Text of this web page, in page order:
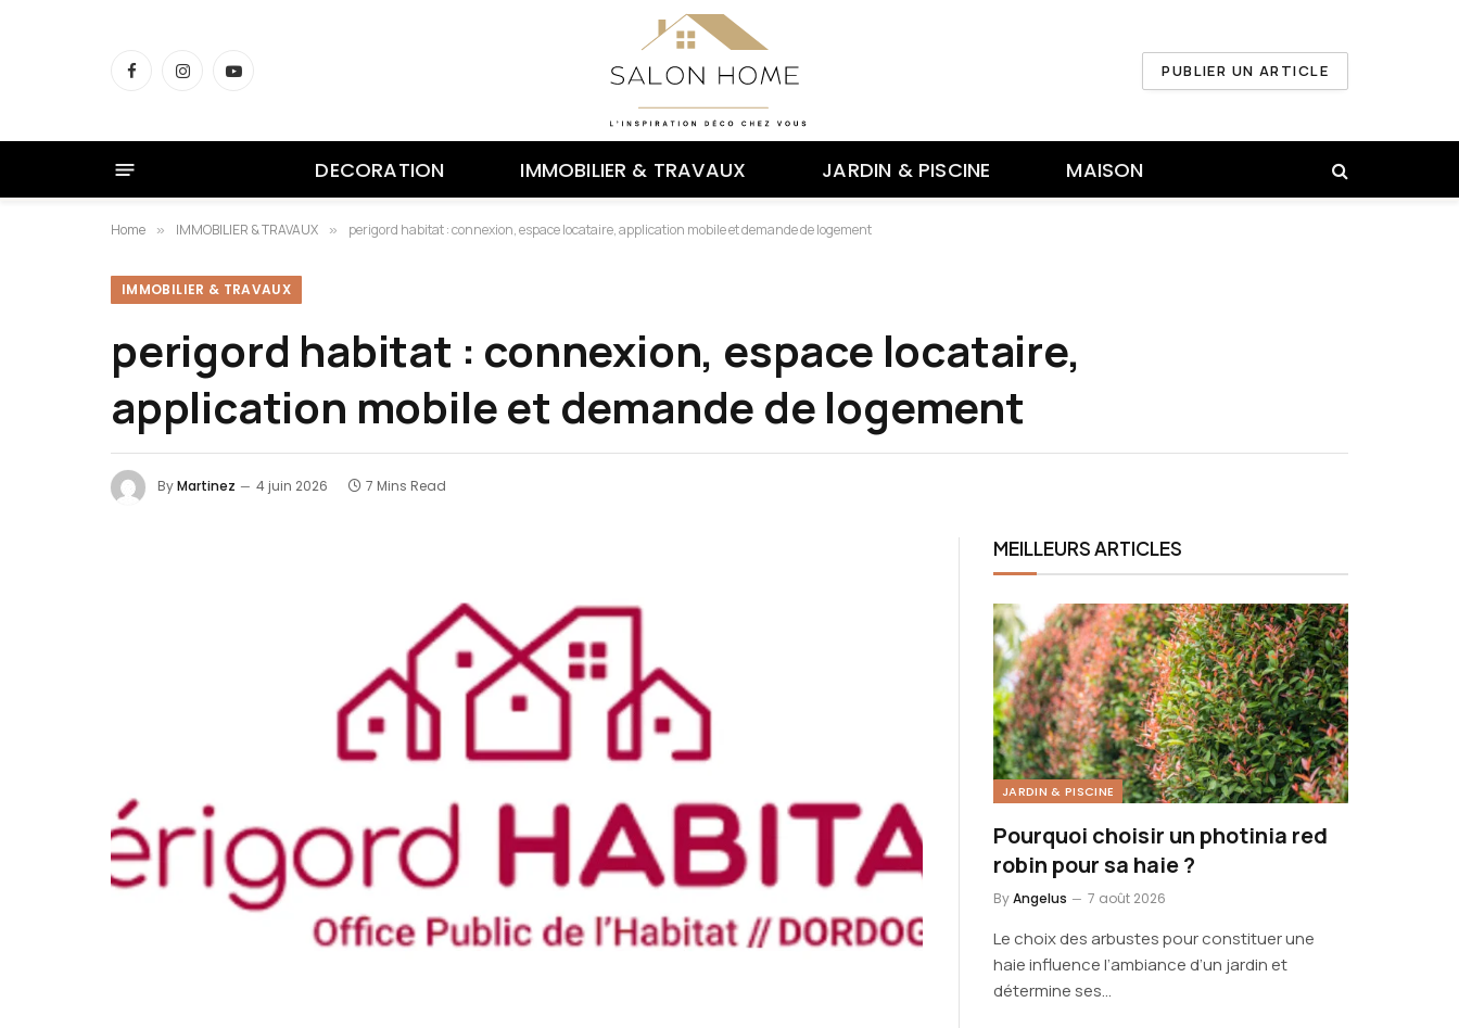
FacebookInstagramYouTube PUBLIER UN ARTICLE
DECORATION IMMOBILIER & TRAVAUX JARDIN & PISCINE MAISON
Home » IMMOBILIER & TRAVAUX » perigord habitat : connexion, espace locataire, application mobile et demande de logement
IMMOBILIER & TRAVAUX
perigord habitat : connexion, espace locataire,
application mobile et demande de logement
ByMartinez 4 juin 2026 7 Mins Read
MEILLEURS ARTICLES
JARDIN & PISCINE
Pourquoi choisir un photinia red
robin pour sa haie ?
ByAngelus 7 août 2026
Le choix des arbustes pour constituer une
haie influence l’ambiance d’un jardin et
détermine ses…